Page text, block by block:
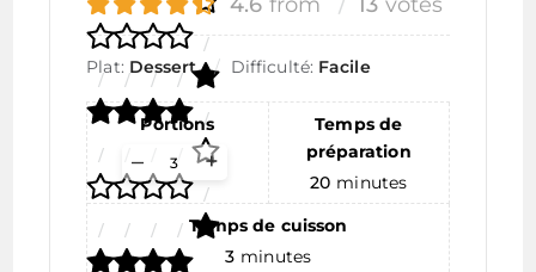
Plat: Dessert Difficulté: Facile
Portions
Adjust
servings
+
–
Temps de
préparation
20 minutes
Temps de cuisson
3 minutes